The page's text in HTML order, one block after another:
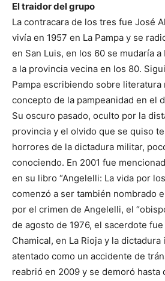
El traidor del grupo
La contracara de los tres fue José
vivía en 1957 en La Pampa y se
en San Luis, en los 60 se mudaría
a la provincia vecina en los 80.
Pampa escribiendo sobre literatura
concepto de la pampeanidad en el
Su oscuro pasado, oculto por la
provincia y el olvido que se quiso
horrores de la dictadura militar,
conociendo. En 2001 fue
en su libro “Angelelli: La vida por
comenzó a ser también nombrado
por el crimen de Angelelli, el
de agosto de 1976, el sacerdote
Chamical, en La Rioja y la
atentado como un accidente de
reabrió en 2009 y se demoró hasta